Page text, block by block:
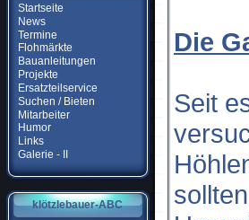
Startseite
News
Termine
Flohmärkte
Bauanleitungen
Projekte
Ersatzteilservice
Suchen / Bieten
Mitarbeiter
Humor
Links
Galerie - II
klötzlebauer-ABC
Die
Seit